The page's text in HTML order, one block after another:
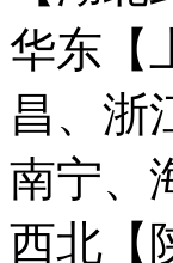
华东【
昌、浙
南宁、
西北【